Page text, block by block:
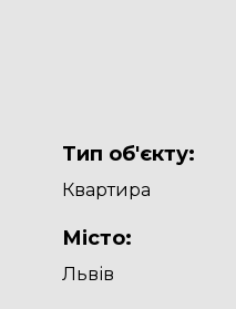
Тип об'єкту:
Квартира
Місто:
Львів